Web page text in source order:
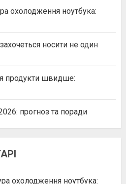
охолодження ноутбука:
носити не один
продукти швидше:
прогноз та поради
охолодження ноутбука: